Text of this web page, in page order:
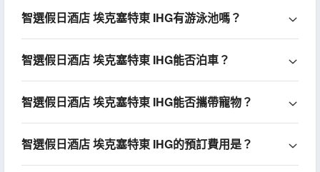
智選假日酒店 埃克塞特東 IHG有游泳池嗎？
智選假日酒店 埃克塞特東 IHG能否泊車？
智選假日酒店 埃克塞特東 IHG能否攜帶寵物？
智選假日酒店 埃克塞特東 IHG的預訂費用是？